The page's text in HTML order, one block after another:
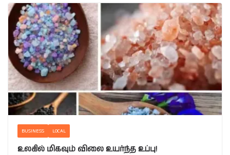
BUSINESS LOCAL
உலகில் மிகவும் விலை உயர்ந்த உப்பு!